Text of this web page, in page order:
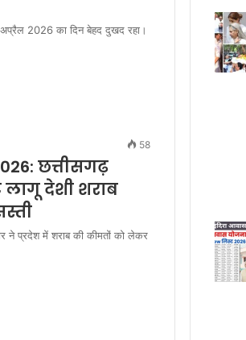
2026 का दिन बेहद दुखद रहा।
58
छत्तीसगढ़
लागू देशी शराब
ने प्रदेश में शराब की कीमतों को लेकर